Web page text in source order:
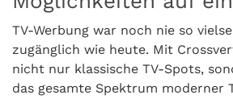
TV-Werbung war noch nie so
zugänglich wie heute. Mit
nicht nur klassische TV-Spots,
das gesamte Spektrum moderner